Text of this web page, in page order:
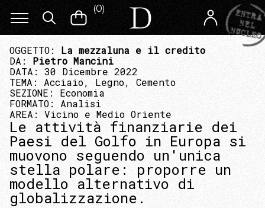
(0)
OGGETTO: La mezzaluna e il credito
DA: Pietro Mancini
DATA: 30 Dicembre 2022
TEMA: Acciaio, Legno, Cemento
SEZIONE: Economia
FORMATO: Analisi
AREA: Vicino e Medio Oriente
Le attività finanziarie dei
Paesi del Golfo in Europa si
muovono seguendo un'unica
stella polare: proporre un
modello alternativo di
globalizzazione.